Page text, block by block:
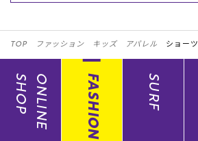
TOP ファッション キッズ アパレル ショーツ
ONLINE
SHOP FASHION SURF